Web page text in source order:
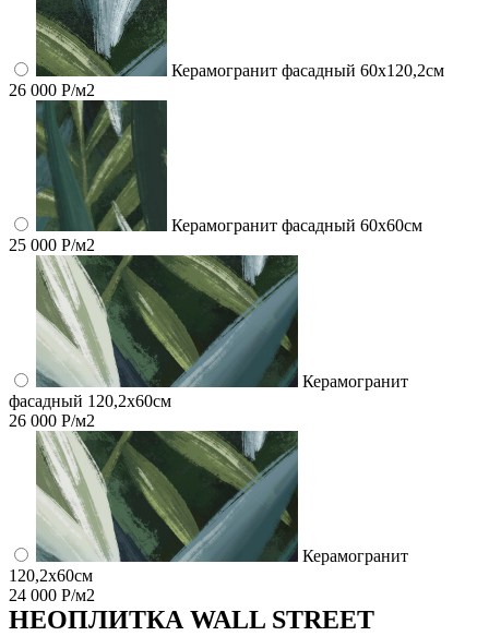
Керамогранит фасадный 60x120,2см
26 000 Р/м2
Керамогранит фасадный 60x60см
25 000 Р/м2
Керамогранит
фасадный 120,2x60см
26 000 Р/м2
Керамогранит
120,2x60см
24 000 Р/м2
НЕОПЛИТКА WALL STREET